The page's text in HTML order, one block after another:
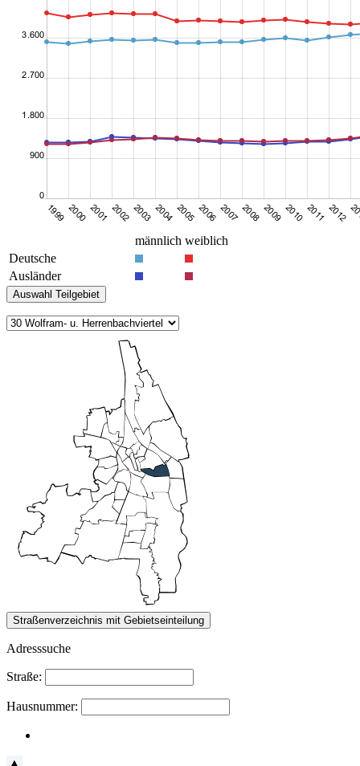
männlich weiblich
Deutsche
Ausländer
Adresssuche
Straße:
Hausnummer: